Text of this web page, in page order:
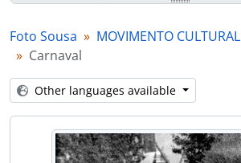
[Item] Carnaval
[Item] Carnaval
[Item] Carnaval
[Item] Carnaval
[Item] Carnaval
[Item] Carnaval
Foto Sousa MOVIMENTO CULTURAL
Carnaval
Other languages available